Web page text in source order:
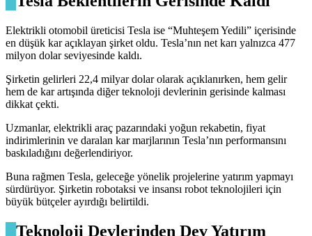
Elektrikli otomobil üreticisi Tesla ise “Muhteşem Yedili” içerisinde
en düşük kar açıklayan şirket oldu. Tesla’nın net karı yalnızca 477
milyon dolar seviyesinde kaldı.
Şirketin gelirleri 22,4 milyar dolar olarak açıklanırken, hem gelir
hem de kar artışında diğer teknoloji devlerinin gerisinde kalması
dikkat çekti.
Uzmanlar, elektrikli araç pazarındaki yoğun rekabetin, fiyat
indirimlerinin ve daralan kar marjlarının Tesla’nın performansını
baskıladığını değerlendiriyor.
Buna rağmen Tesla, geleceğe yönelik projelerine yatırım yapmayı
sürdürüyor. Şirketin robotaksi ve insansı robot teknolojileri için
büyük bütçeler ayırdığı belirtildi.
Teknoloji Devlerinden Dev Yatırım